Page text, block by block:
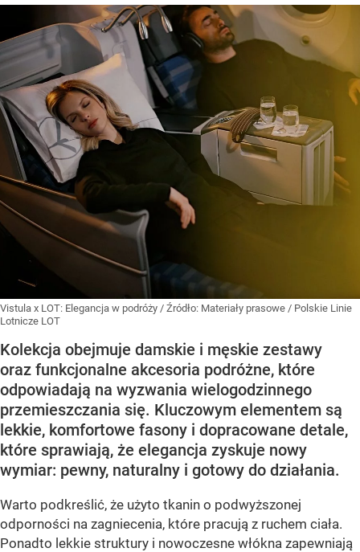
Vistula x LOT: Elegancja w podróży / Źródło: Materiały prasowe / Polskie Linie
Lotnicze LOT
Kolekcja obejmuje damskie i męskie zestawy
oraz funkcjonalne akcesoria podróżne, które
odpowiadają na wyzwania wielogodzinnego
przemieszczania się. Kluczowym elementem są
lekkie, komfortowe fasony i dopracowane detale,
które sprawiają, że elegancja zyskuje nowy
wymiar: pewny, naturalny i gotowy do działania.
Warto podkreślić, że użyto tkanin o podwyższonej
odporności na zagniecenia, które pracują z ruchem ciała.
Ponadto lekkie struktury i nowoczesne włókna zapewniają